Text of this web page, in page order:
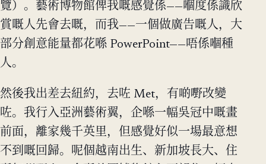
覽）。藝術博物館俾我嘅感覺係——嗰度係識欣
賞嘅人先會去嘅，而我——一個做廣告嘅人，大
部分創意能量都花喺 PowerPoint——唔係嗰種
人。
然後我出差去紐約，去咗 Met，有啲嘢改變
咗。我行入亞洲藝術翼，企喺一幅吳冠中嘅畫
前面，離家幾千英里，但感覺好似一場最意想
不到嘅回歸。呢個越南出生、新加坡長大、住